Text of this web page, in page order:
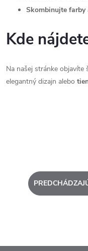
Skombinujte farby
Kde
Na našej stránke objavíte
elegantný dizajn alebo